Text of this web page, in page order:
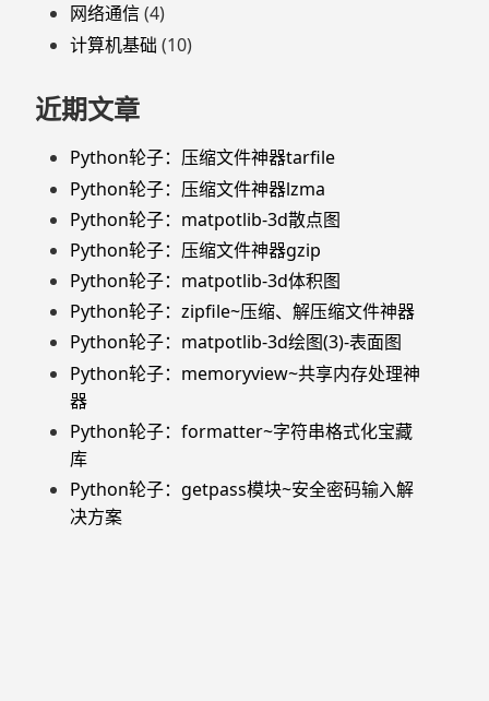
网络通信(4)
计算机基础 (10)
近期文章
Python轮子：压缩文件神器tarfile
Python轮子：压缩文件神器lzma
Python轮子：matpotlib-3d散点图
Python轮子：压缩文件神器gzip
Python轮子：matpotlib-3d体积图
Python轮子：zipfile~压缩、解压缩文件神器
Python轮子：matpotlib-3d绘图(3)-表面图
Python轮子：memoryview~共享内存处理神
器
Python轮子：formatter~字符串格式化宝藏
库
Python轮子：getpass模块~安全密码输入解
决方案